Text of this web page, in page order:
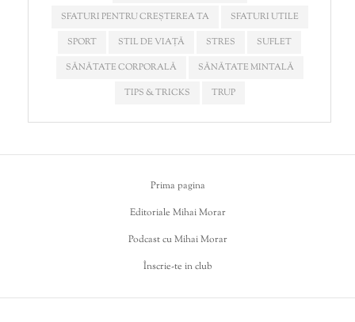
SFATURI PENTRU CREȘTEREA TA
SFATURI UTILE
SPORT
STIL DE VIAȚĂ STRES
SUFLET
SĂNĂTATE CORPORALĂ
SĂNĂTATE MINTALĂ
TIPS & TRICKS
TRUP
Prima pagina
Editoriale Mihai Morar
Podcast cu Mihai Morar
Înscrie-te in club